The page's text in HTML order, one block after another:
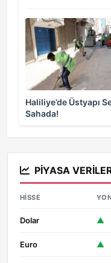
Haliliye’de Üstyapı
Sahada!
PIYASA
HISSE
Dolar ▲
Euro ▲